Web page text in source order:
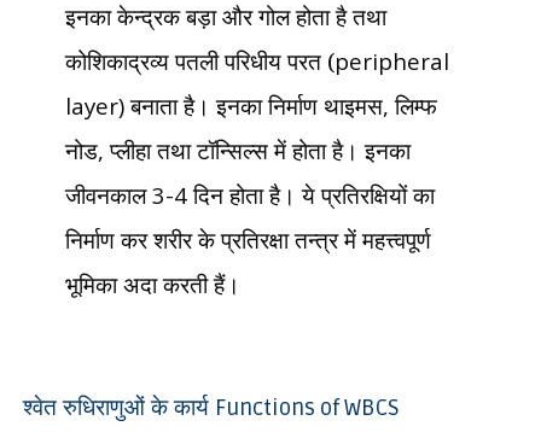
इनका केन्द्रक बड़ा और गोल होता है तथा
कोशिकाद्रव्य पतली परिधीय परत (peripheral
layer)बनाता है। इनका निर्माण थाइमस,लिम्फ
नोड,प्लीहा तथा टॉन्सिल्स में होता है। इनका
जीवनकाल3-4दिन होता है। ये प्रतिरक्षियों का
निर्माण कर शरीर के प्रतिरक्षा तन्त्र में महत्त्वपूर्ण
भूमिका अदा करती हैं।
श्वेत रुधिराणुओं के कार्य Functions of WBCS